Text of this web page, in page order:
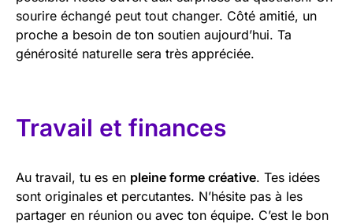
sourire échangé peut tout changer. Côté amitié, un
proche a besoin de ton soutien aujourd’hui. Ta
générosité naturelle sera très appréciée.
Travail et finances
Au travail, tu es en pleine forme créative. Tes idées
sont originales et percutantes. N’hésite pas à les
partager en réunion ou avec ton équipe. C’est le bon